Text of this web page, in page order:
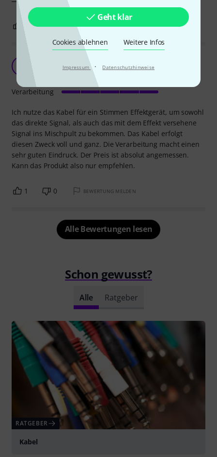
Geht klar
Cookies ablehnen Weitere Infos
Impressum · Datenschutzhinweise
2 BEWERTUNG MELDEN
fingerblau 12.02.2021
Ich nutze das Kabel für ein Stimmen Effektgerät, um sowohl
das direkte Signal, als auch das mit dem Effekt versehene
Signal ins Mischpult zu bekommen. Das Kabel erfolgt
diesen Zweck voll und ganz. Die Verarbeitung macht einen
sehr guten Eindruck. Der Preis ist absolut angemessen.
Kann das Produkt also nur empfehlen.
Verarbeitung
1 0 BEWERTUNG MELDEN
Alle Bewertungen lesen
Schon gewusst?
Alle Ratgeber
RATGEBER
Kabel